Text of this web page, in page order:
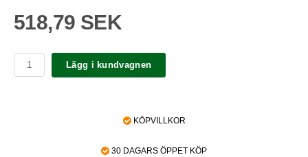
518,79 SEK
Lägg i kundvagnen
KÖPVILLKOR
30 DAGARS ÖPPET KÖP